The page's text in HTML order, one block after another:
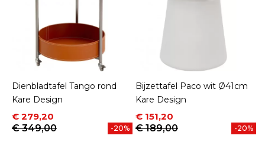
Dienbladtafel Tango rond
Kare Design
Prijs
€ 279,20
Normale prijs
€ 349,00
-20%
Bijzettafel Paco wit Ø41cm
Kare Design
Prijs
€ 151,20
Normale prijs
€ 189,00
-20%